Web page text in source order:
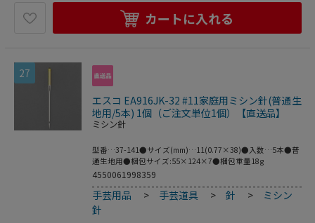
カートに入れる
27
エスコ EA916JK-32 #11家庭用ミシン針(普通生
地用/5本) 1個（ご注文単位1個）【直送品】
ミシン針
型番…37-141●サイズ(mm)…11(0.77×38)●入数…5本●普
通生地用●梱包サイズ:55×124×7●梱包重量18g
4550061998359
手芸用品 > 手芸道具 >針 > ミシン
針